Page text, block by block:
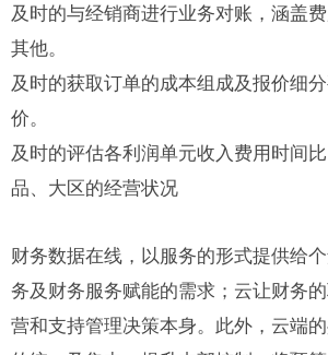
及时的与经销商进行业务对账，涵盖费
其他。
及时的获取订单的成本组成及报价细
价。
及时的评估各利润单元收入费用时间
品、大区的经营状况
财务数据在线，以服务的形式提供给
务及财务服务赋能的需求；云让财务
营和支持管理决策本身。此外，云端